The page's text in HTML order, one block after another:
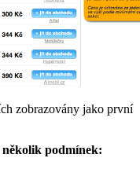
zobrazovány jako první
podmínek: